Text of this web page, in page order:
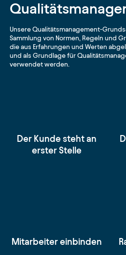
Unsere Qualitätsmanagement-
Sammlung von Normen, Regeln und
die aus Erfahrungen und Werten
und als Grundlage für
verwendet werden.
Der Kunde steht an
erster Stelle
Mitarbeiter einbinden